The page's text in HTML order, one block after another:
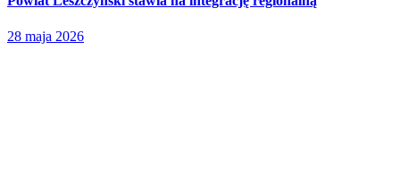
28 maja 2026